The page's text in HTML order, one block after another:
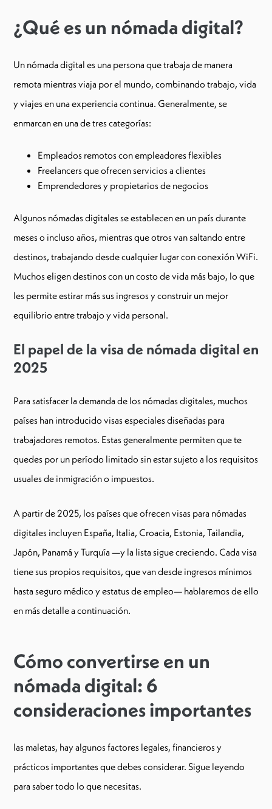
¿Qué es un nómada digital?
Un nómada digital es una persona que trabaja de manera
remota mientras viaja por el mundo, combinando trabajo, vida
y viajes en una experiencia continua. Generalmente, se
enmarcan en una de tres categorías:
Empleados remotos con empleadores flexibles
Freelancers que ofrecen servicios a clientes
Emprendedores y propietarios de negocios
Algunos nómadas digitales se establecen en un país durante
meses o incluso años, mientras que otros van saltando entre
destinos, trabajando desde cualquier lugar con conexión WiFi.
Muchos eligen destinos con un costo de vida más bajo, lo que
les permite estirar más sus ingresos y construir un mejor
equilibrio entre trabajo y vida personal.
El papel de la visa de nómada digital en
2025
Para satisfacer la demanda de los nómadas digitales, muchos
países han introducido visas especiales diseñadas para
trabajadores remotos. Estas generalmente permiten que te
quedes por un período limitado sin estar sujeto a los requisitos
usuales de inmigración o impuestos.
A partir de 2025, los países que ofrecen visas para nómadas
digitales incluyen España, Italia, Croacia, Estonia, Tailandia,
Japón, Panamá y Turquía —y la lista sigue creciendo. Cada visa
tiene sus propios requisitos, que van desde ingresos mínimos
hasta seguro médico y estatus de empleo— hablaremos de ello
en más detalle a continuación.
Cómo convertirse en un
nómada digital: 6
consideraciones importantes
las maletas, hay algunos factores legales, financieros y
prácticos importantes que debes considerar. Sigue leyendo
para saber todo lo que necesitas.